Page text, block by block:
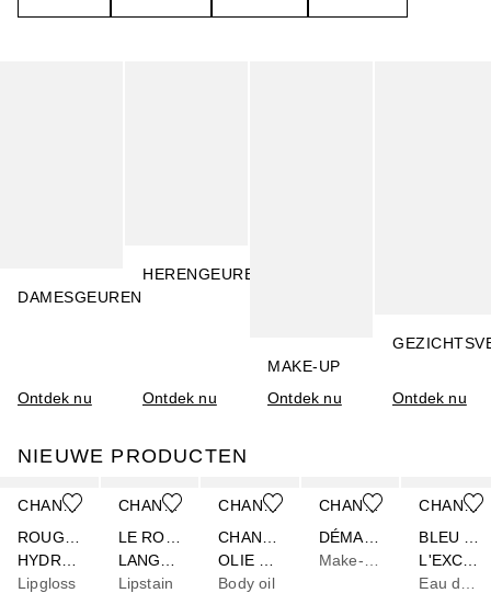
DAMESGEUREN
Ontdek nu
HERENGEUREN
Ontdek nu
MAKE-UP
Ontdek nu
Ontdek nu
NIEUWE PRODUCTEN
CHANEL
Lipgloss
CHANEL
Lipstain
CHANEL
Body oil
CHANEL
CHANEL